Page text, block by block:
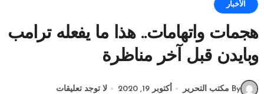
الأخبار
هجمات واتهامات.. هذا ما يفعله ترامب
وبايدن قبل آخر مناظرة
By مكتب التحرير أكتوبر 19, 2020 لا توجد تعليقات